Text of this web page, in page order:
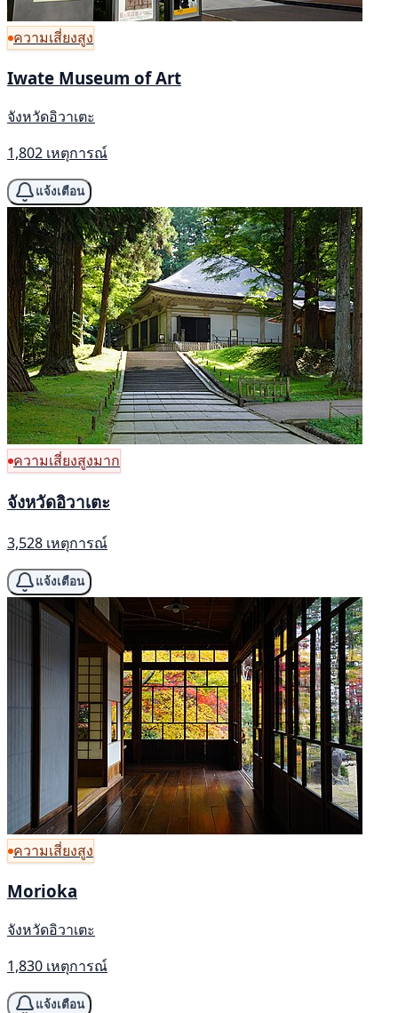
ความเสี่ยงสูง
Iwate Museum of Art
จังหวัดอิวาเตะ
1,802 เหตุการณ์
แจ้งเตือน
ความเสี่ยงสูงมาก
จังหวัดอิวาเตะ
3,528 เหตุการณ์
แจ้งเตือน
ความเสี่ยงสูง
Morioka
จังหวัดอิวาเตะ
1,830 เหตุการณ์
แจ้งเตือน